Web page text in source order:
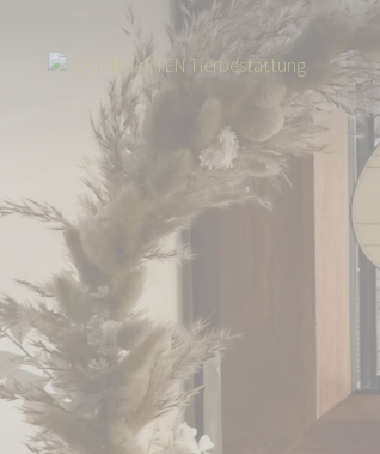
Über uns Aktuelles Über 16.000 Euro